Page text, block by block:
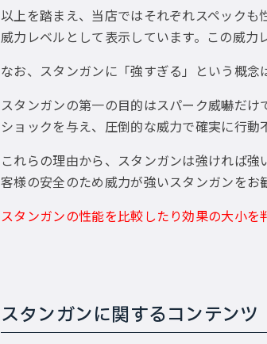
以上を踏まえ、当店ではそれぞれスペック
威力レベルとして表示しています。この威力
なお、スタンガンに「強すぎる」という概念
スタンガンの第一の目的はスパーク威嚇だ
ショックを与え、圧倒的な威力で確実に行動
これらの理由から、スタンガンは強ければ
客様の安全のため威力が強いスタンガンをお
スタンガンの性能を比較したり効果の大小
スタンガンに関するコンテンツ